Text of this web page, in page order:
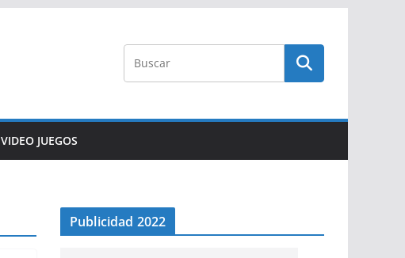
VIDEO JUEGOS
Publicidad 2022